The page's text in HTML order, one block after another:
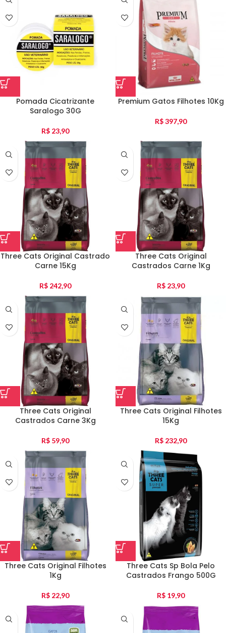
Pomada Cicatrizante
Saralogo 30G
R$ 23,90
Premium Gatos Filhotes 10Kg
R$397,90
Three Cats Original Castrado
Carne 15Kg
R$ 242,90
Three Cats Original
Castrados Carne 1Kg
R$ 23,90
Three Cats Original
Castrados Carne 3Kg
R$ 59,90
Three Cats Original Filhotes
15Kg
R$ 232,90
Three Cats Original Filhotes
1Kg
R$ 22,90
Three Cats Sp Bola Pelo
Castrados Frango 500G
R$ 19,90